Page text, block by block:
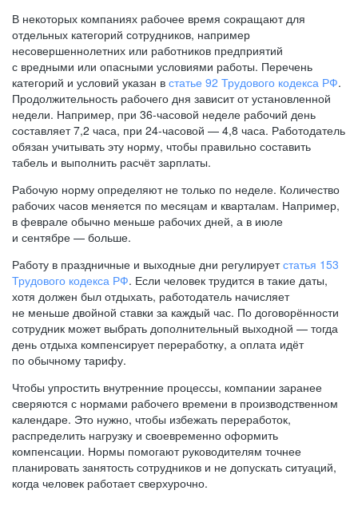
В некоторых компаниях рабочее время сокращают для
отдельных категорий сотрудников, например
несовершеннолетних или работников предприятий
с вредными или опасными условиями работы. Перечень
категорий и условий указан в статье 92 Трудового кодекса РФ.
Продолжительность рабочего дня зависит от установленной
недели. Например, при 36-часовой неделе рабочий день
составляет 7,2 часа, при 24-часовой — 4,8 часа. Работодатель
обязан учитывать эту норму, чтобы правильно составить
табель и выполнить расчёт зарплаты.
Рабочую норму определяют не только по неделе. Количество
рабочих часов меняется по месяцам и кварталам. Например,
в феврале обычно меньше рабочих дней, а в июле
и сентябре — больше.
Работу в праздничные и выходные дни регулируетстатья 153
Трудового кодекса РФ. Если человек трудится в такие даты,
хотя должен был отдыхать, работодатель начисляет
не меньше двойной ставки за каждый час. По договорённости
сотрудник может выбрать дополнительный выходной — тогда
день отдыха компенсирует переработку, а оплата идёт
по обычному тарифу.
Чтобы упростить внутренние процессы, компании заранее
сверяются с нормами рабочего времени в производственном
календаре. Это нужно, чтобы избежать переработок,
распределить нагрузку и своевременно оформить
компенсации. Нормы помогают руководителям точнее
планировать занятость сотрудников и не допускать ситуаций,
когда человек работает сверхурочно.